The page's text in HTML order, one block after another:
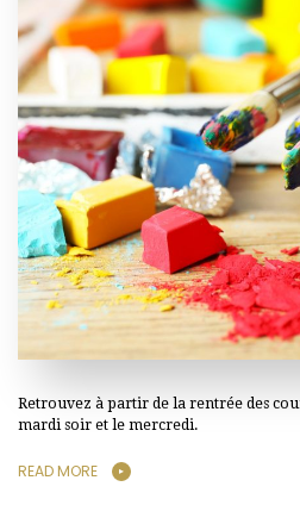
Retrouvez à partir de la rentrée des
mardi soir et le mercredi.
READ MORE